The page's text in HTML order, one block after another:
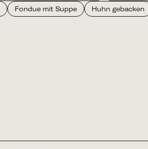
Fondue mit Suppe Huhn gebacken